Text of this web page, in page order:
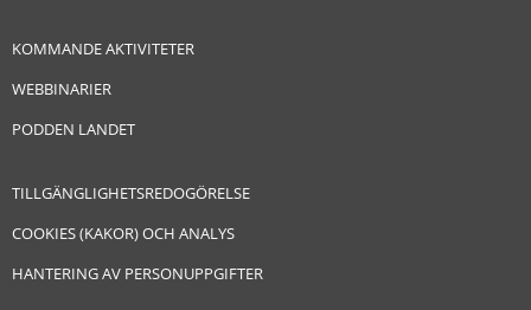
KOMMANDE AKTIVITETER
WEBBINARIER
PODDEN LANDET
TILLGÄNGLIGHETSREDOGÖRELSE
COOKIES (KAKOR) OCH ANALYS
HANTERING AV PERSONUPPGIFTER